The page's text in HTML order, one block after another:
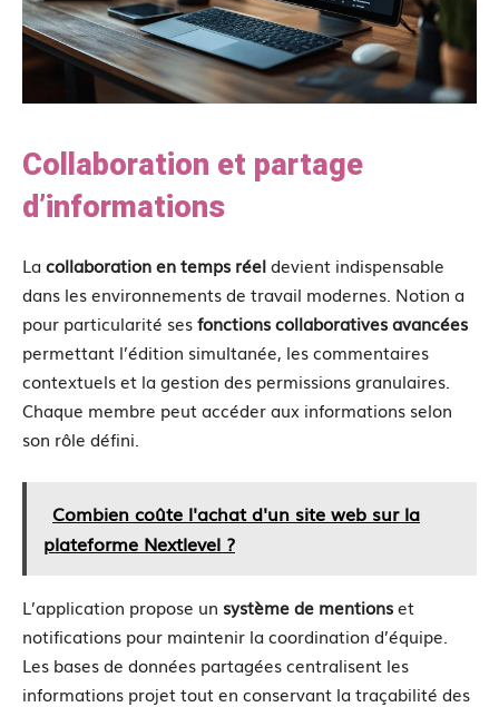
Collaboration et partage
d’informations
La collaboration en temps réeldevient indispensable
dans les environnements de travail modernes. Notion a
pour particularité sesfonctions collaboratives avancées
permettant l’édition simultanée, les commentaires
contextuels et la gestion des permissions granulaires.
Chaque membre peut accéder aux informations selon
son rôle défini.
Combien coûte l'achat d'un site web sur la
plateforme Nextlevel ?
L’application propose un système de mentionset
notifications pour maintenir la coordination d’équipe.
Les bases de données partagées centralisent les
informations projet tout en conservant la traçabilité des